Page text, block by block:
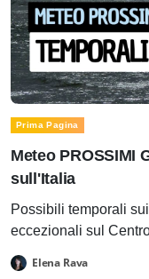
Prima Pagina
Meteo PROSSIMI
sull'Italia
Possibili temporali
eccezionali sul
Elena Rava